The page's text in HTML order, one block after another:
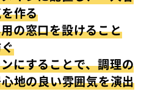
作る
の窓口を設けること
にすることで、調理の
地の良い雰囲気を演出